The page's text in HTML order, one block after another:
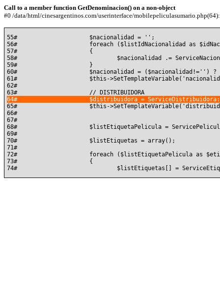
Call to a member function GetDenominacion() on a non-object
#0 /data/html/cinesargentinos.com/userinterface/
55#			$nacionalidad = '';
56#			foreach ($listIdNacionalidad as $idNacionalidad)
57#			{
58#				$nacionalidad .= ServiceNacionalidad::GetById( $idNacionalidad )->GetDenominacion() . ', ';
59#			}
60#			$nacionalidad = ($nacionalidad!='') ? substr( $nacionalidad, 0, count($nacionalidad) - 3) . '.' : '';
61#			$this->SetTemplateVariable('nacionalidad', $nacionalidad);
62#
65#			$this->SetTemplateVariable('distribuidora', $distribuidora);
66#
67#
68#			$listEtiquetaPelicula = ServicePeliculaEtiqueta::ListByIdPelicula($idPelicula);
69#
70#			$listEtiquetas = array();
71#
72#			foreach ($listEtiquetaPelicula as $etiquetaPelicula)
73#			{